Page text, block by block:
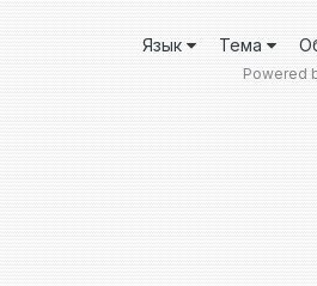
Язык Тема
Powered